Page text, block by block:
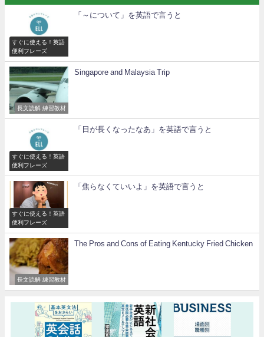
すぐに使える！英語
便利フレーズ
「～について」を英語で言うと
長文読解 練習教材
Singapore and Malaysia Trip
すぐに使える！英語
便利フレーズ
「日が長くなったなあ」を英語で言うと
すぐに使える！英語
便利フレーズ
「焦らなくていいよ」を英語で言うと
長文読解 練習教材
The Pros and Cons of Eating Kentucky Fried Chicken